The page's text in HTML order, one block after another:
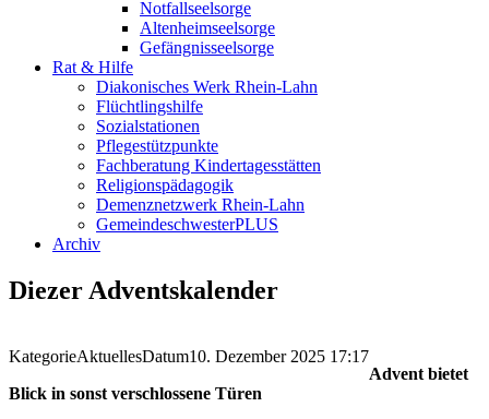
Notfallseelsorge
Altenheimseelsorge
Gefängnisseelsorge
Rat & Hilfe
Diakonisches Werk Rhein-Lahn
Flüchtlingshilfe
Sozialstationen
Pflegestützpunkte
Fachberatung Kindertagesstätten
Religionspädagogik
Demenznetzwerk Rhein-Lahn
GemeindeschwesterPLUS
Archiv
Diezer Adventskalender
KategorieAktuellesDatum10. Dezember 2025 17:17
Advent bietet
Blick in sonst verschlossene Türen